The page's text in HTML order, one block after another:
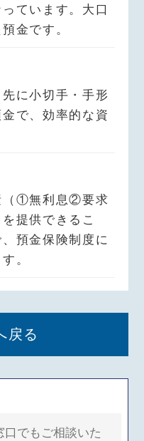
ています。大口
金です。
に小切手・手形
で、効率的な資
（①無利息②要求
提供できるこ
預金保険制度に
。
戻る
でもご相談いた